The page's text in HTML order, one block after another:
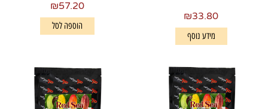
₪33.80
מידע נוסף
₪57.20
הוספה לסל